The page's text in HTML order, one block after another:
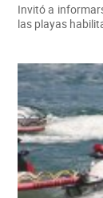
Invitó a
las playas